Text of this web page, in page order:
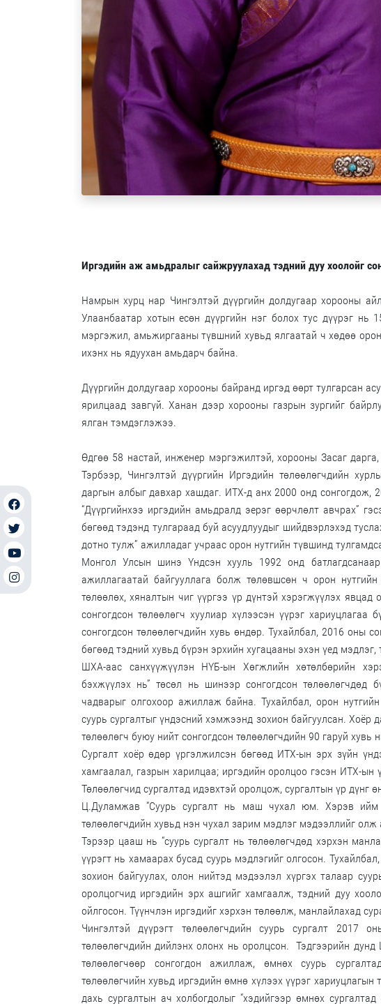
Иргэдийн аж амьдралыг сайжруулахад тэдний дуу хоолойг
Намрын хурц нар Чингэлтэй дүүргийн долдугаар хорооны
Улаанбаатар хотын есөн дүүргийн нэг болох тус дүүрэг
мэргэжил, амьжиргааны түвшний хувьд ялгаатай ч хөдөө
ихэнх нь ядуухан амьдарч байна.
Дүүргийн долдугаар хорооны байранд иргэд өөрт тулгарсан
ярилцаад завгүй. Ханан дээр хорооны газрын зургийг
ялган тэмдэглэжээ.
Өдгөө 58 настай, инженер мэргэжилтэй, хорооны Засаг
Тэрбээр, Чингэлтэй дүүргийн Иргэдийн төлөөлөгчдийн
даргын албыг давхар хашдаг. ИТХ-д анх 2000 онд сонгогдож,
“Дүүргийнхээ иргэдийн амьдралд эерэг өөрчлөлт авчрах”
бөгөөд тэдэнд тулгараад буй асуудлуудыг шийдвэрлэхэд
дотно тулж” ажилладаг учраас орон нутгийн түвшинд
Монгол Улсын шинэ Үндсэн хууль 1992 онд
ажиллагаатай байгууллага болж төлөвшсөн ч орон
төлөөлөх, хяналтын чиг үүргээ үр дүнтэй хэрэгжүүлэх
сонгогдсон төлөөлөгч хуулиар хүлээсэн үүрэг
сонгогдсон төлөөлөгчдийн хувь өндөр. Тухайлбал, 2016 оны
бөгөөд тэдний хувьд бүрэн эрхийн хугацааны эхэн үед мэдлэг,
ШХА-аас санхүүжүүлэн НҮБ-ын Хөгжлийн хөтөлбөрийн
бэхжүүлэх нь” төсөл нь шинээр сонгогдсон төлөөлөгчдөд
чадварыг олгохоор ажиллаж байна. Тухайлбал, орон
суурь сургалтыг үндэсний хэмжээнд зохион байгуулсан. Хоёр
төлөөлөгч буюу нийт сонгогдсон төлөөлөгчдийн 90 гаруй хувь
Сургалт хоёр өдөр үргэлжилсэн бөгөөд ИТХ-ын эрх зүйн
хамгаалал, газрын харилцаа; иргэдийн оролцоо гэсэн ИТХ-
Төлөөлөгчид сургалтад идэвхтэй оролцож, сургалтын үр дүнг
Ц.Дуламжав “Суурь сургалт нь маш чухал юм. Хэрэв ийм
төлөөлөгчдийн хувьд нэн чухал зарим мэдлэг мэдээллийг
Тэрээр цааш нь “суурь сургалт нь төлөөлөгчдөд хэрхэн
үүрэгт нь хамаарах бусад суурь мэдлэгийг олгосон.
зохион байгуулах, олон нийтэд мэдээлэл хүргэх талаар
оролцогчид иргэдийн эрх ашгийг хамгаалж, тэдний дуу
ойлгосон. Түүнчлэн иргэдийг хэрхэн төлөөлж, манлайлахад
Чингэлтэй дүүрэгт төлөөлөгчдийн суурь сургалт 2017
төлөөлөгчдийн дийлэнх олонх нь оролцсон. Тэдгээрийн
төлөөлөгчөөр сонгогдон ажиллаж, өмнөх суурь
төлөөлөгчийн хувьд иргэдийн өмнө хүлээх үүрэг
дахь сургалтын ач холбогдолыг “хэдийгээр өмнөх